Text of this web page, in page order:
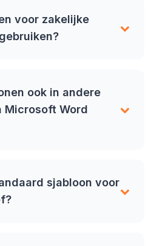
voor zakelijke
ook in andere
Microsoft Word
sjabloon voor